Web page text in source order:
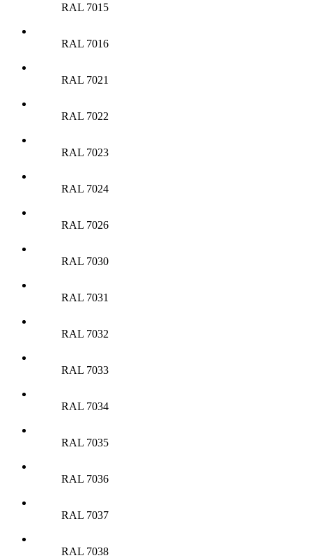
RAL 7015
RAL 7016
RAL 7021
RAL 7022
RAL 7023
RAL 7024
RAL 7026
RAL 7030
RAL 7031
RAL 7032
RAL 7033
RAL 7034
RAL 7035
RAL 7036
RAL 7037
RAL 7038